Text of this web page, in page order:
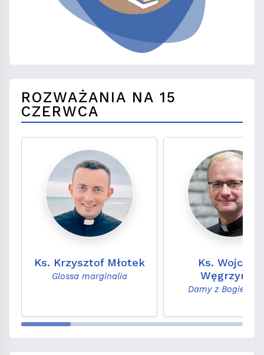
ROZWAŻANIA NA 15
CZERWCA
Ks. Krzysztof Młotek
Glossa marginalia
Ks.
Węgrzyniak
Damy z Bogiem